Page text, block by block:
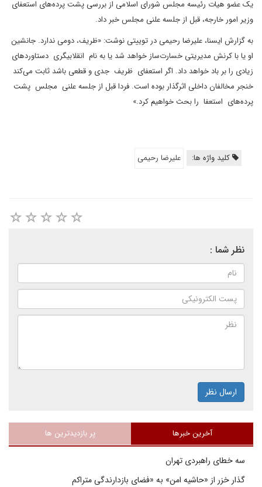
یک عضو هیات رئیسه مجلس شورای اسلامی از بررسی پشت پرده‌های استعفای
وزیر امور خارجه، قبل از جلسه علنی⁩ مجلس خبر داد.
به گزارش ایسنا، علیرضا رحیمی در توییتی نوشت: «ظریف، دومی ندارد. جانشین
او یا با کرنش مدیریتی خسارت‌ساز خواهد شد یا به نام ⁧ انقلابیگری ⁩ دستاوردهای
زیادی را بر باد خواهد داد. اگر استعفای ⁧ ظریف ⁩ جدی و قطعی باشد ثابت می‌کند
خنجر مخالفان داخلی اثرگذار بوده است. فردا قبل از جلسه علنی ⁧ مجلس ⁩ پشت
پرده‌های ⁧ استعفا ⁩ را بحث خواهیم کرد.»
کلید واژه ها: علیرضا رحیمی
نظر شما :
ارسال نظر
آخرین خبرها پر بازدیدترین ها
سه خطای راهبردی تهران
گذار خزر از «حاشیه امن» به «فضای بازدارندگی متراکم